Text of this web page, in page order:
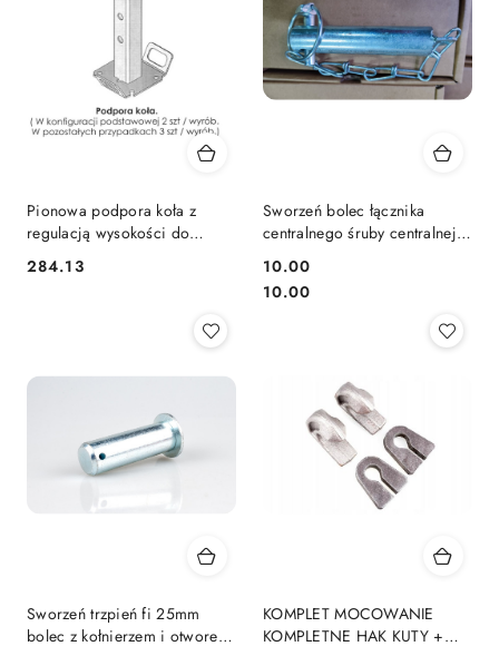
Pionowa podpora koła z
regulacją wysokości do
zamiatarki ZML
Cena:
284.13
Sworzeń bolec łącznika
centralnego śruby centralnej
Ursus C-330 / C-360
Cena:
10.00
Cena:
10.00
Sworzeń trzpień fi 25mm
bolec z kołnierzem i otworem
KOMPLET MOCOWANIE
KOMPLETNE HAK KUTY +